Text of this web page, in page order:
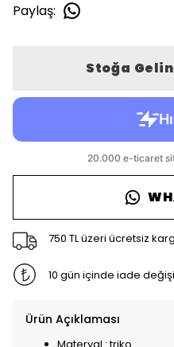
Paylaş:
Stoğa
750 TL üzeri ücretsiz
10 gün içinde iade
Ürün Açıklaması